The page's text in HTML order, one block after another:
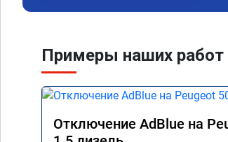
Примеры наших работ
Отключение AdBlue на